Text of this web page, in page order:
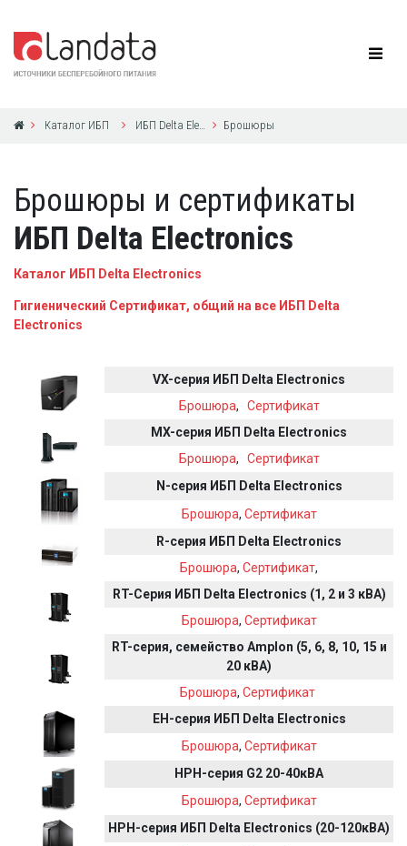
Каталог ИБП ИБП Delta Electronics Брошюры
Брошюры и сертификаты
ИБП Delta Electronics
Каталог ИБП Delta Electronics
Гигиенический Сертификат, общий на все ИБП Delta
Electronics
VX-серия ИБП Delta Electronics
Брошюра, Сертификат
MX-серия ИБП Delta Electronics
Брошюра, Сертификат
N-серия ИБП Delta Electronics
Брошюра, Сертификат
R-серия ИБП Delta Electronics
Брошюра, Сертификат,
RT-Серия ИБП Delta Electronics (1, 2 и 3 кВА)
Брошюра, Сертификат
RT-серия, семейство Amplon (5, 6, 8, 10, 15 и
20 кВА)
Брошюра, Сертификат
EH-серия ИБП Delta Electronics
Брошюра, Сертификат
HPH-серия G2 20-40кВА
Брошюра, Сертификат
HPH-серия ИБП Delta Electronics (20-120кВА)